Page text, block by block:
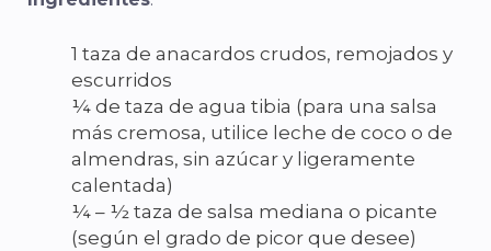
1 taza de anacardos crudos, remojados y
escurridos
¼ de taza de agua tibia (para una salsa
más cremosa, utilice leche de coco o de
almendras, sin azúcar y ligeramente
calentada)
¼ – ½ taza de salsa mediana o picante
(según el grado de picor que desee)